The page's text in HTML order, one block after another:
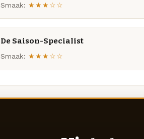
Smaak: ★★★☆☆
De Saison-Specialist
Smaak: ★★★☆☆